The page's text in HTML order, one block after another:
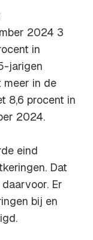
2024 3
in
jarigen
meer in de
8,6 procent in
2024.
eind
Dat
Er
bij en